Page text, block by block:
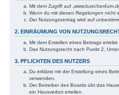
Mit dem Zugriff auf
Wenn du mit diesen Regelungen nicht
Der Nutzungsvertrag wird auf
2. EINRÄUMUNG VON
Mit dem Erstellen eines Beitrags
Das Nutzungsrecht nach Punkt 2,
3. PFLICHTEN DES NUTZERS
Du erklärst mit der Erstellung eines
verwenden.
Der Betreiber des Boards übt das
ein Hausverbot erteilen.